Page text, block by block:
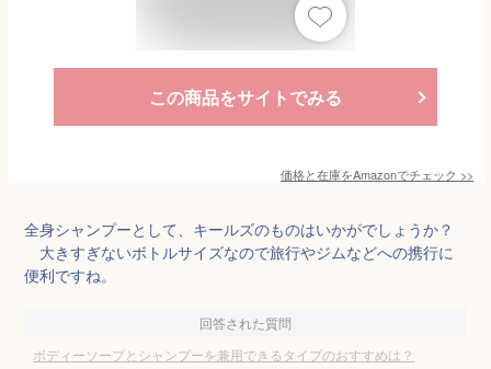
この商品をサイトでみる
価格と在庫をAmazonでチェック >>
全身シャンプーとして、キールズのものはいかがでしょうか？
大きすぎないボトルサイズなので旅行やジムなどへの携行に
便利ですね。
回答された質問
ボディーソープとシャンプーを兼用できるタイプのおすすめは？